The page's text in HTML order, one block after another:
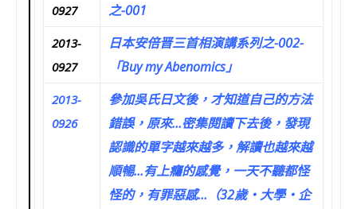
0927
之-001
2013-
0927
日本安倍晋三首相演講系列之-002-
「Buy my Abenomics」
2013-
0926
參加吳氏日文後，才知道自己的方法
錯誤，原來…密集閱讀下去後，發現
認識的單字越來越多，解讀也越來越
順暢…有上癮的感覺，一天不聽都怪
怪的，有罪惡感…（32歲‧大學‧企